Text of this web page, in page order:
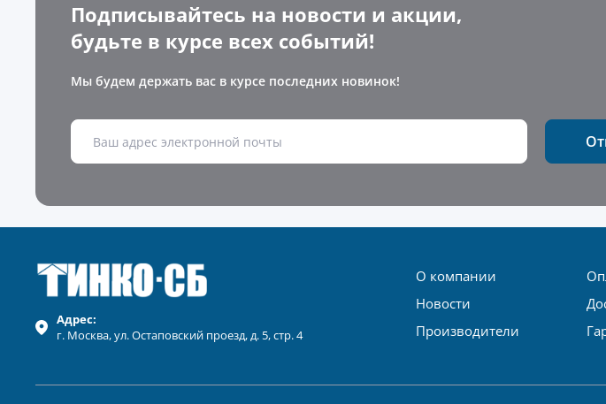
Подписывайтесь на новости и акции,
будьте в курсе всех событий!
Мы будем держать вас в курсе последних новинок!
Адрес:
г. Москва, ул.Остаповский проезд, д. 5, стр. 4
О компании
Новости
Производители